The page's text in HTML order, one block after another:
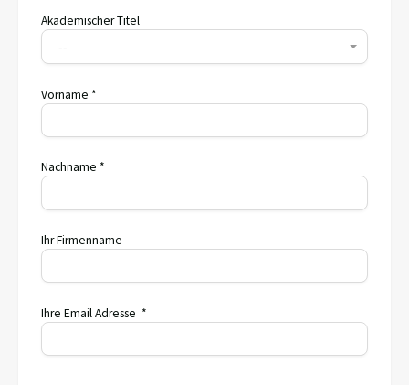
Akademischer Titel
--
Vorname *
Nachname *
Ihr Firmenname
Ihre Email Adresse *